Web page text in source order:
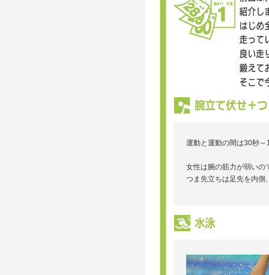
運動と運動の間は30秒
女性は腕の筋力が弱いの
つま先立ちは足先を内側